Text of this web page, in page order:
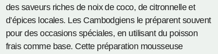
des saveurs riches de noix de coco, de citronnelle et
d’épices locales. Les Cambodgiens le préparent souvent
pour des occasions spéciales, en utilisant du poisson
frais comme base. Cette préparation mousseuse